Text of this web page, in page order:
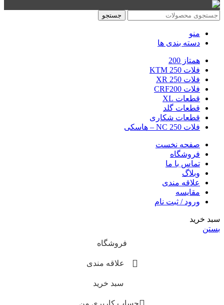
جستجو
منو
دسته بندی ها
همتاز 200
فلات 250 KTM
فلات 250 XR
فلات CRF200
قطعات XL
قطعات گلد
قطعات شکاری
فلات NC 250 – هاسکی
صفحه نخست
فروشگاه
تماس با ما
وبلاگ
علاقه مندی
مقایسه
ورود / ثبت نام
سبد خرید
بستن
فروشگاه
علاقه مندی
سبد خرید
حساب کاربری من